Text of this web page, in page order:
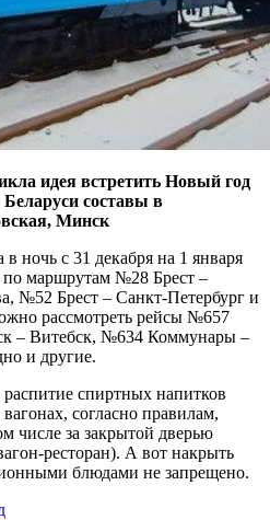
идея встретить Новый год
составы в
Минск
ночь с 31 декабря на 1 января
по маршрутам №28 Брест –
№52 Брест – Санкт-Петербург и
рассмотреть рейсы №657
– Витебск, №634 Коммунары –
и другие.
спиртных напитков
согласно правилам,
числе за закрытой дверью
ресторан). А вот накрыть
блюдами не запрещено.